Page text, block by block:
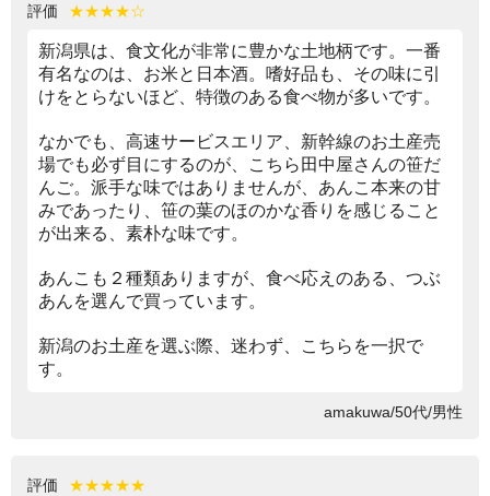
評価 ★★★★☆
新潟県は、食文化が非常に豊かな土地柄です。一番
有名なのは、お米と日本酒。嗜好品も、その味に引
けをとらないほど、特徴のある食べ物が多いです。
なかでも、高速サービスエリア、新幹線のお土産売
場でも必ず目にするのが、こちら田中屋さんの笹だ
んご。派手な味ではありませんが、あんこ本来の甘
みであったり、笹の葉のほのかな香りを感じること
が出来る、素朴な味です。
あんこも２種類ありますが、食べ応えのある、つぶ
あんを選んで買っています。
新潟のお土産を選ぶ際、迷わず、こちらを一択で
す。
amakuwa/50代/男性
評価 ★★★★★